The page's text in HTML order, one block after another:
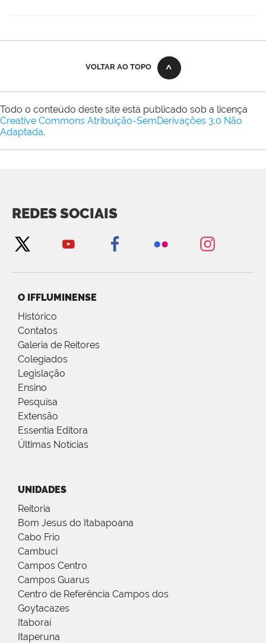
VOLTAR AO TOPO
Todo o conteúdo deste site está publicado sob a licença
Creative Commons Atribuição-SemDerivações 3.0 Não
Adaptada.
REDES SOCIAIS
O IFFLUMINENSE
Histórico
Contatos
Galeria de Reitores
Colegiados
Legislação
Ensino
Pesquisa
Extensão
Essentia Editora
Últimas Notícias
UNIDADES
Reitoria
Bom Jesus do Itabapoana
Cabo Frio
Cambuci
Campos Centro
Campos Guarus
Centro de Referência Campos dos
Goytacazes
Itaboraí
Itaperuna